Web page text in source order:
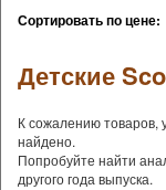
Сортировать по цене:
Детские
К сожалению товаров,
найдено.
Попробуйте найти
другого года выпуска.